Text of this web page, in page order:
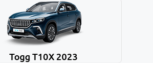
Togg T10X 2023